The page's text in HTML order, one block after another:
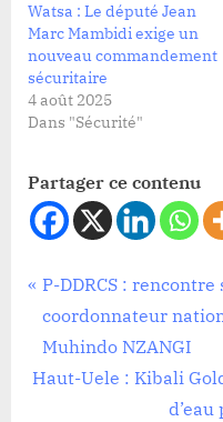
Watsa : Le député Jean
Marc Mambidi exige un
nouveau commandement
sécuritaire
4 août 2025
Dans "Sécurité"
Partager ce contenu
Société
Navigation
de
l’article
P
r
e
v
P-DDRCS :
coordonnateur
Muhindo NZANGI
N
Haut-Uele : Kibali